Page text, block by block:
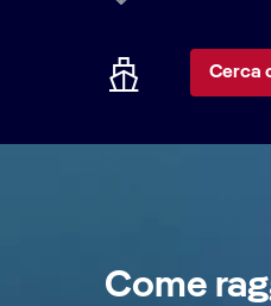
Cerca
Come